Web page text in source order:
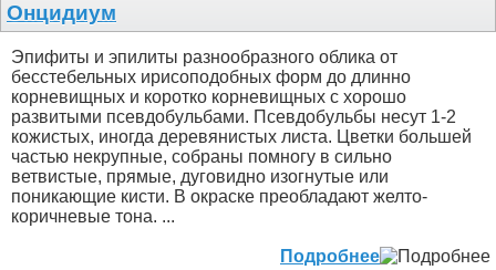
Онцидиум
Эпифиты и эпилиты разнообразного облика от
бесстебельных ирисоподобных форм до длинно
корневищных и коротко корневищных с хорошо
развитыми псевдобульбами. Псевдобульбы несут 1-2
кожистых, иногда деревянистых листа. Цветки большей
частью некрупные, собраны помногу в сильно
ветвистые, прямые, дуговидно изогнутые или
поникающие кисти. В окраске преобладают желто-
коричневые тона. ...
Подробнее